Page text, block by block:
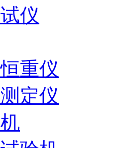
仪
重仪
定仪